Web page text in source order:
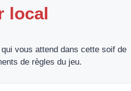
local
vous attend dans cette soif de
de règles du jeu.